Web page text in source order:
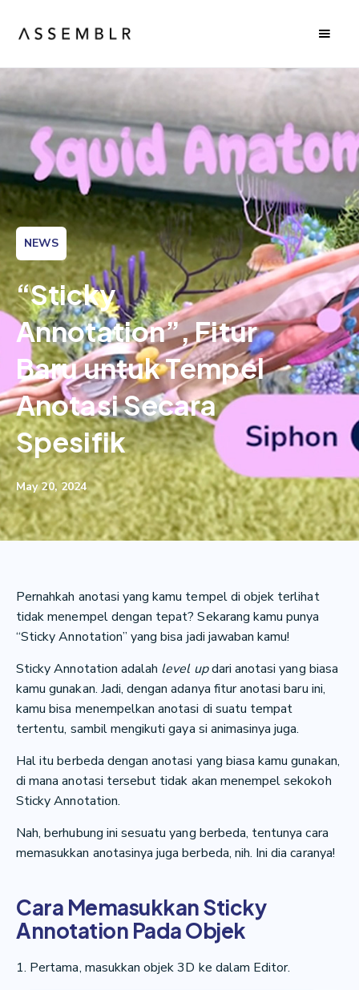
NEWS
“Sticky
Annotation”, Fitur
Baru untuk Tempel
Anotasi Secara
Spesifik
May 20, 2024
Pernahkah anotasi yang kamu tempel di objek terlihat
tidak menempel dengan tepat? Sekarang kamu punya
“Sticky Annotation” yang bisa jadi jawaban kamu!
Sticky Annotation adalah level updari anotasi yang biasa
kamu gunakan. Jadi, dengan adanya fitur anotasi baru ini,
kamu bisa menempelkan anotasi di suatu tempat
tertentu, sambil mengikuti gaya si animasinya juga.
Hal itu berbeda dengan anotasi yang biasa kamu gunakan,
di mana anotasi tersebut tidak akan menempel sekokoh
Sticky Annotation.
Nah, berhubung ini sesuatu yang berbeda, tentunya cara
memasukkan anotasinya juga berbeda, nih. Ini dia caranya!
Cara Memasukkan Sticky
Annotation Pada Objek
1. Pertama, masukkan objek 3D ke dalam Editor.